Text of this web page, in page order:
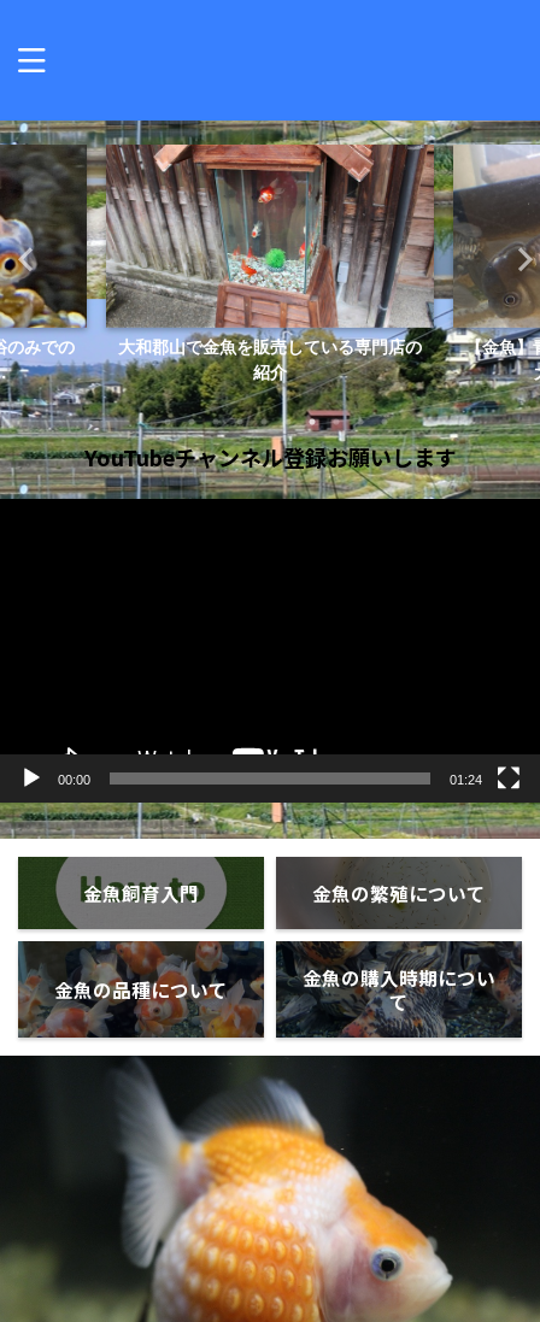
る専門店の
【金魚】青文魚の大きさはどれぐらい？
大きく育てるコツは...
金魚
YouTubeチャンネル登録お願いします
00:00 01:24
金魚飼育入門 金魚の繁殖について
金魚の品種について
金魚の購入時期につい
て